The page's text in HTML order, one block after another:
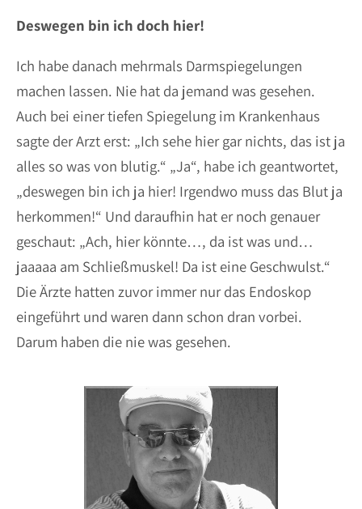
Deswegen bin ich doch hier!
Ich habe danach mehrmals Darmspiegelungen
machen lassen. Nie hat da jemand was gesehen.
Auch bei einer tiefen Spiegelung im Krankenhaus
sagte der Arzt erst: „Ich sehe hier gar nichts, das ist ja
alles so was von blutig.“ „Ja“, habe ich geantwortet,
„deswegen bin ich ja hier! Irgendwo muss das Blut ja
herkommen!“ Und daraufhin hat er noch genauer
geschaut: „Ach, hier könnte…, da ist was und…
jaaaaa am Schließmuskel! Da ist eine Geschwulst.“
Die Ärzte hatten zuvor immer nur das Endoskop
eingeführt und waren dann schon dran vorbei.
Darum haben die nie was gesehen.